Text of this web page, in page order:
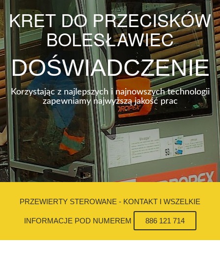
KRET DO PRZECISKÓW
BOLESŁAWIEC
DOŚWIADCZENIE
Korzystając z najlepszych i najnowszych technologii
zapewniamy najwyższą jakość prac
PRZEWIERTY STEROWANE - KONTAKT I WSZELKIE
INFORMACJE POD NUMEREM 886 121 714